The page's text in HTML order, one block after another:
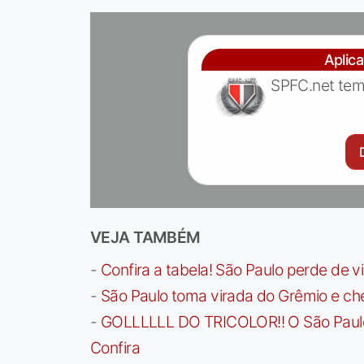
SPFC.net
VEJA TAMBÉM
- Confira a tabela! São Paulo perde de
- São Paulo toma virada do Grêmio e
- GOLLLLLL DO TRICOLOR!! O São
Confira